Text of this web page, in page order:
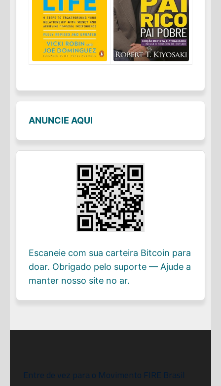
ANUNCIE AQUI
Escaneie com sua carteira Bitcoin para
doar. Obrigado pelo suporte — Ajude a
manter nosso site no ar.
Entre de vez para o Movimento FIRE Brasil